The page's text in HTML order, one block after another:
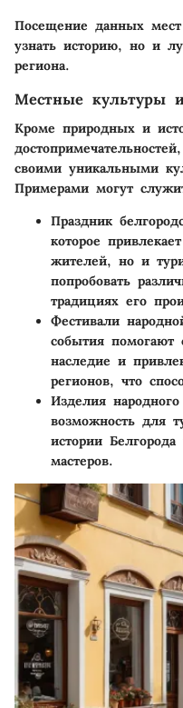
Посещение данных
узнать историю, но и
региона.
Местные культуры
Кроме природных и
своими уникальными
Примерами могут
Праздник
которое
жителей, но и
попробовать
традициях его
Фестивали
события помогают
наследие и
регионов, что
Изделия народного
возможность для
истории
мастеров.